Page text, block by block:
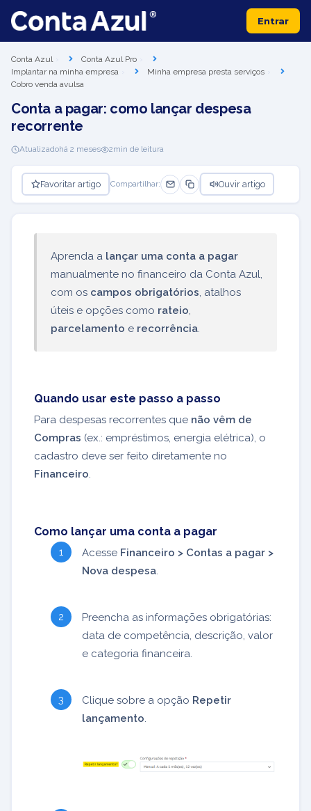
Entrar
Conta Azul
Conta Azul Pro
Implantar na minha empresa
Minha empresa presta serviços
Cobro venda avulsa
Conta a pagar: como lançar despesa
recorrente
Atualizadohá 2 meses 2min de leitura
Favoritar artigo Compartilhar: Ouvir artigo
Aprenda a lançar uma conta a pagar
manualmente no financeiro da Conta Azul,
com os campos obrigatórios, atalhos
úteis e opções como rateio,
parcelamento e recorrência.
Quando usar este passo a passo
Para despesas recorrentes que não vêm de
Compras (ex.: empréstimos, energia elétrica), o
cadastro deve ser feito diretamente no
Financeiro
Como lançar uma conta a pagar
Acesse Financeiro > Contas a pagar >
Nova despesa
Preencha as informações obrigatórias:
data de competência, descrição, valor
e categoria financeira.
Clique sobre a opção Repetir
lançamento